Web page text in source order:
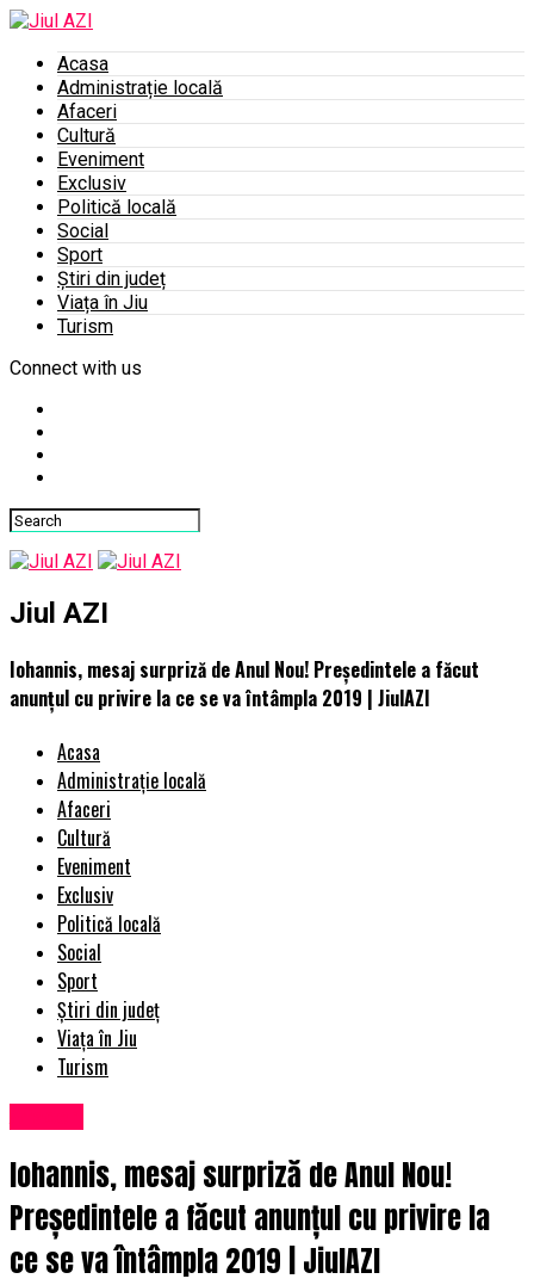
Acasa
Administrație locală
Afaceri
Cultură
Eveniment
Exclusiv
Politică locală
Social
Sport
Știri din județ
Viața în Jiu
Turism
Connect with us
Jiul AZI
Iohannis, mesaj surpriză de Anul Nou! Președintele a făcut
anunțul cu privire la ce se va întâmpla 2019 | JiulAZI
Acasa
Administrație locală
Afaceri
Cultură
Eveniment
Exclusiv
Politică locală
Social
Sport
Știri din județ
Viața în Jiu
Turism
Iohannis, mesaj surpriză de Anul Nou!
Președintele a făcut anunțul cu privire la
ce se va întâmpla 2019 | JiulAZI